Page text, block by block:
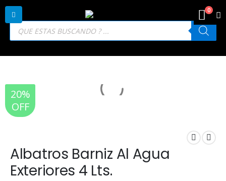
Búsqueda
productos
0
20%
OFF
Albatros Barniz Al Agua
Exteriores 4 Lts.